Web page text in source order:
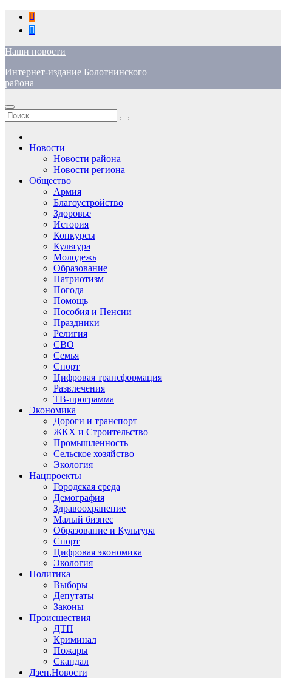
Перейти
содержимому
Наши новости
Интернет-издание Болотнинского
района
Новости
Новости района
Новости региона
Общество
Армия
Благоустройство
Здоровье
История
Конкурсы
Культура
Молодежь
Образование
Патриотизм
Погода
Помощь
Пособия и Пенсии
Праздники
Религия
СВО
Семья
Спорт
Цифровая трансформация
Развлечения
ТВ-программа
Экономика
Дороги и транспорт
ЖКХ и Строительство
Промышленность
Сельское хозяйство
Экология
Нацпроекты
Городская среда
Демография
Здравоохранение
Малый бизнес
Образование и Культура
Спорт
Цифровая экономика
Экология
Политика
Выборы
Депутаты
Законы
Происшествия
ДТП
Криминал
Пожары
Скандал
Дзен.Новости